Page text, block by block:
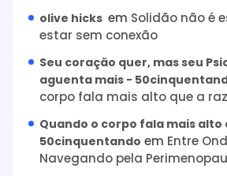
olive hicks em Solidão não é
estar sem conexão
Seu coração quer, mas seu
aguenta mais -
corpo fala mais alto que a
Quando o corpo fala mais alto
50cinquentando em Entre
Navegando pela